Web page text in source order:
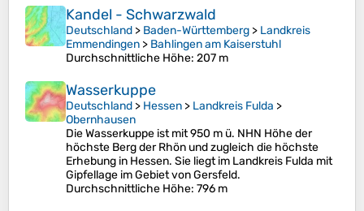
Kandel - Schwarzwald
Deutschland > Baden-Württemberg > Landkreis
Emmendingen > Bahlingen am Kaiserstuhl
Durchschnittliche Höhe: 207 m
Wasserkuppe
Deutschland > Hessen > Landkreis Fulda >
Obernhausen
Die Wasserkuppe ist mit 950 m ü. NHN Höhe der
höchste Berg der Rhön und zugleich die höchste
Erhebung in Hessen. Sie liegt im Landkreis Fulda mit
Gipfellage im Gebiet von Gersfeld.
Durchschnittliche Höhe: 796 m